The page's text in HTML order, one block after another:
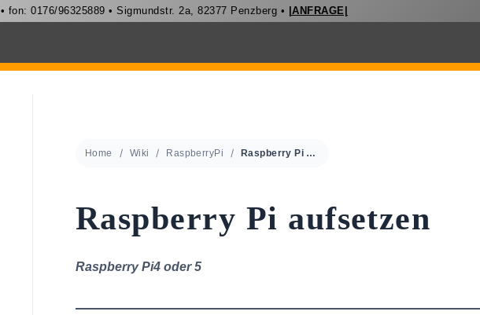
• fon: 0176/96325889 • Sigmundstr. 2a, 82377 Penzberg • |ANFRAGE|
Home Wiki RaspberryPi Raspberry Pi aufsetzen
Raspberry Pi aufsetzen
Raspberry Pi4 oder 5